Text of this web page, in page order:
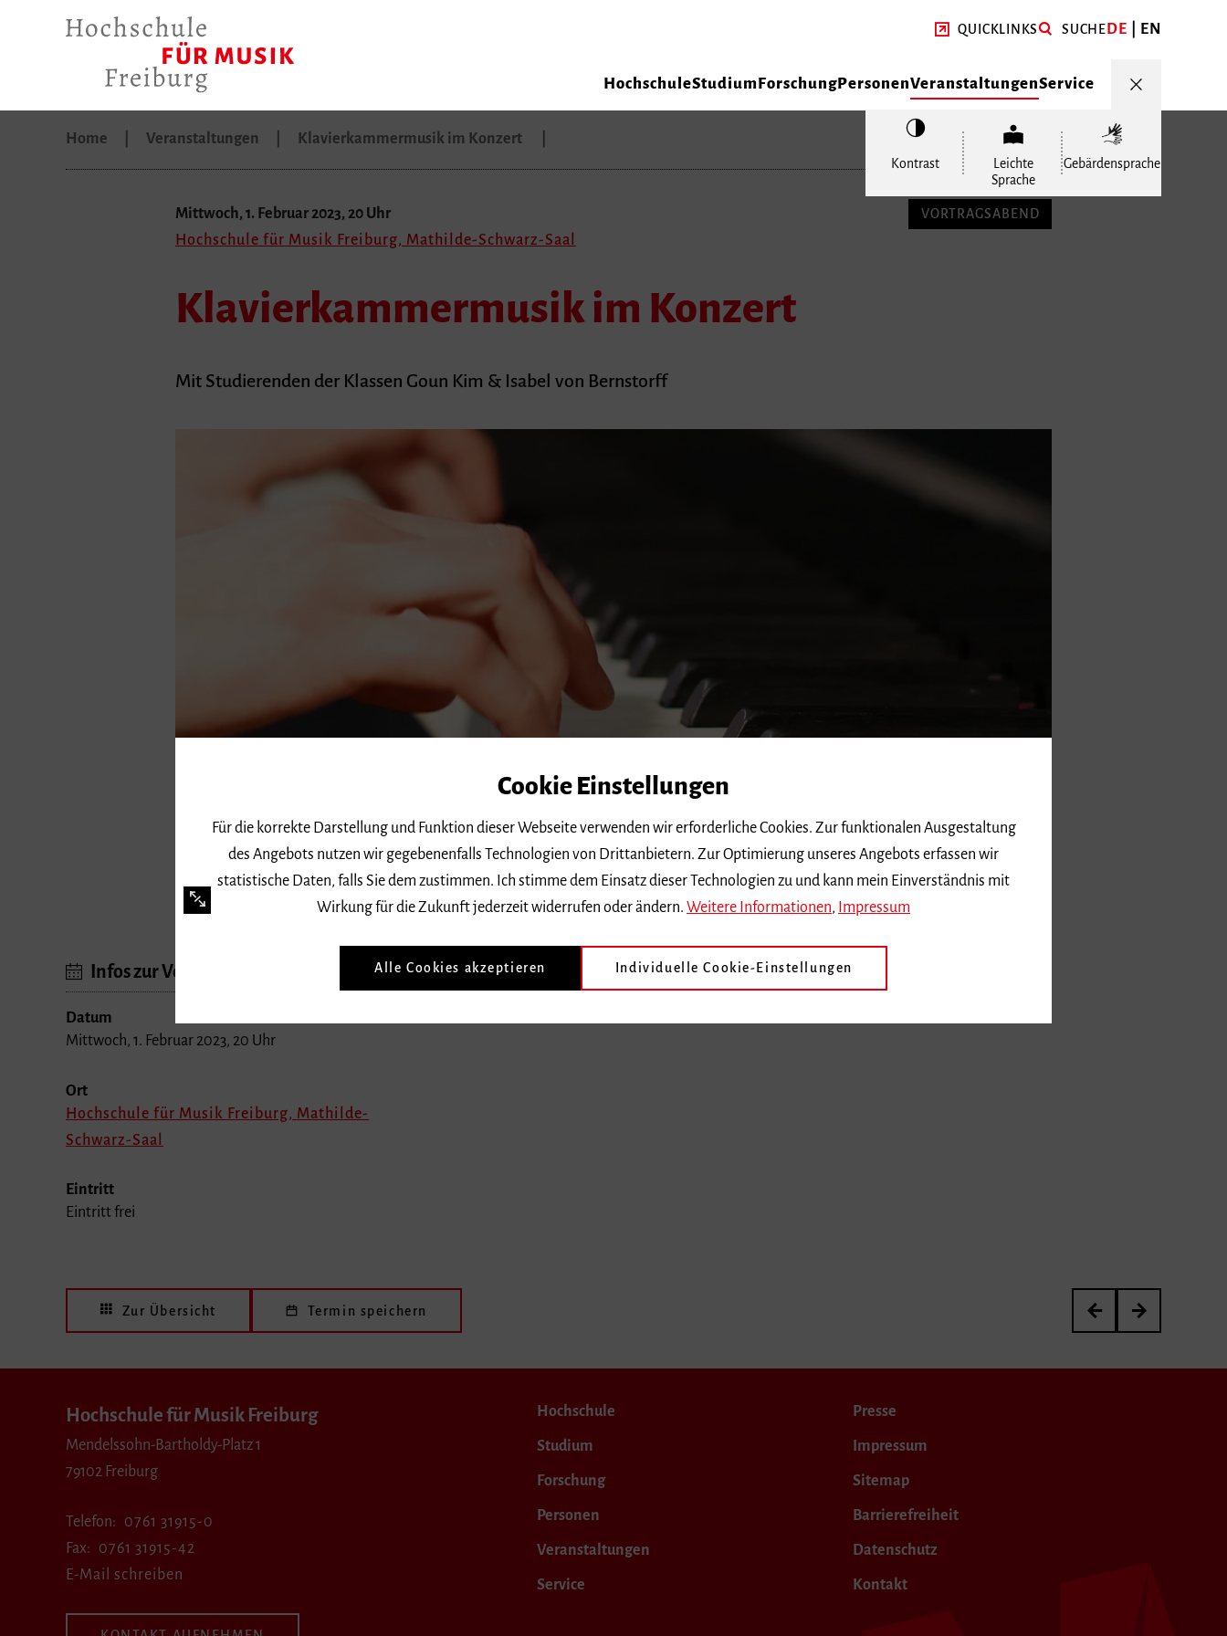
QUICKLINKS SUCHEDE EN
HochschuleStudiumForschungPersonenVeranstaltungenService
Kontrast
Leichte
Sprache
Gebärdensprache
Home Veranstaltungen Klavierkammermusik im Konzert
Mittwoch, 1. Februar 2023, 20 Uhr
Hochschule für Musik Freiburg, Mathilde-Schwarz-Saal
VORTRAGSABEND
Klavierkammermusik im Konzert
Mit Studierenden der Klassen Goun Kim & Isabel von Bernstorff
Infos zur Veranstaltung
Datum
Mittwoch, 1. Februar 2023, 20 Uhr
Ort
Hochschule für Musik Freiburg, Mathilde-
Schwarz-Saal
Eintritt
Eintritt frei
Zur Übersicht Termin speichern
3. Internationaler Kurt-
Meisterkurs von
Hochschule für Musik Freiburg
Mendelssohn-Bartholdy-Platz 1
79102 Freiburg
Telefon
0761 31915-0
Fax
0761 31915-42
E-Mail schreiben
Hochschule
Studium
Forschung
Personen
Veranstaltungen
Service
Presse
Impressum
Sitemap
Barrierefreiheit
Datenschutz
Kontakt
Cookie Einstellungen
Für die korrekte Darstellung und Funktion dieser Webseite verwenden wir erforderliche Cookies. Zur funktionalen Ausgestaltung
des Angebots nutzen wir gegebenenfalls Technologien von Drittanbietern. Zur Optimierung unseres Angebots erfassen wir
statistische Daten, falls Sie dem zustimmen. Ich stimme dem Einsatz dieser Technologien zu und kann mein Einverständnis mit
Wirkung für die Zukunft jederzeit widerrufen oder ändern. Weitere Informationen, Impressum
Alle Cookies akzeptieren Individuelle Cookie-Einstellungen